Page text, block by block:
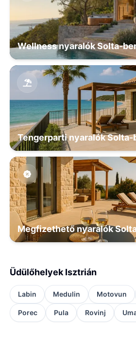
Wellness nyaralók Solta-
Tengerparti nyaralók Solta-
Megfizethető nyaralók
Üdülőhelyek Isztrián
Labin Medulin Motovun
Porec Pula Rovinj